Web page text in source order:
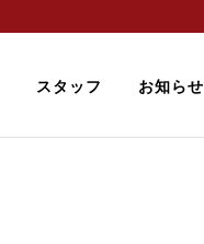
スタッフ お知らせ